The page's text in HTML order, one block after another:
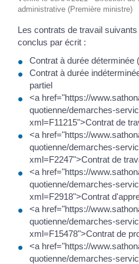
administrative (Première ministre)
Les contrats de travail
conclus par écrit :
Contrat à durée déterminée
Contrat à durée
partiel
<a href="https://
quotienne/demarches-
xml=F11215">Contrat de
<a href="https://
quotienne/demarches-
xml=F2247">Contrat de
<a href="https://
quotienne/demarches-
xml=F2918">Contrat
<a href="https://
quotienne/demarches-
xml=F15478">Contrat de
<a href="https://
quotienne/demarches-